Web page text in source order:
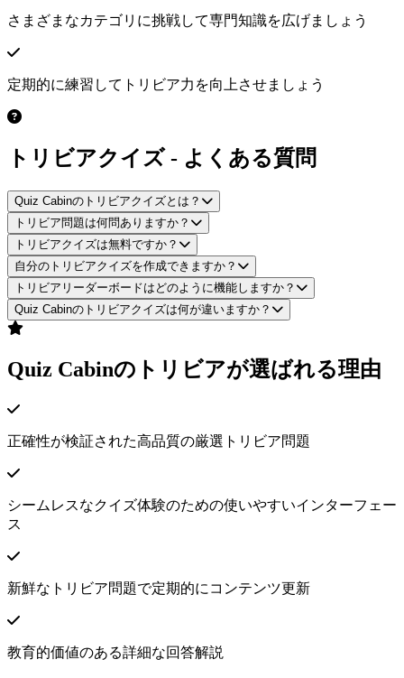
さまざまなカテゴリに挑戦して専門知識を広げましょう
定期的に練習してトリビア力を向上させましょう
トリビアクイズ - よくある質問
Quiz Cabinのトリビアクイズとは？
トリビア問題は何問ありますか？
トリビアクイズは無料ですか？
自分のトリビアクイズを作成できますか？
トリビアリーダーボードはどのように機能しますか？
Quiz Cabinのトリビアクイズは何が違いますか？
Quiz Cabinのトリビアが選ばれる理由
正確性が検証された高品質の厳選トリビア問題
シームレスなクイズ体験のための使いやすいインターフェー
ス
新鮮なトリビア問題で定期的にコンテンツ更新
教育的価値のある詳細な回答解説